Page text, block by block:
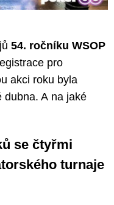
54. ročníku WSOP
pro
akci roku byla
dubna. A na jaké
se čtyřmi
turnaje